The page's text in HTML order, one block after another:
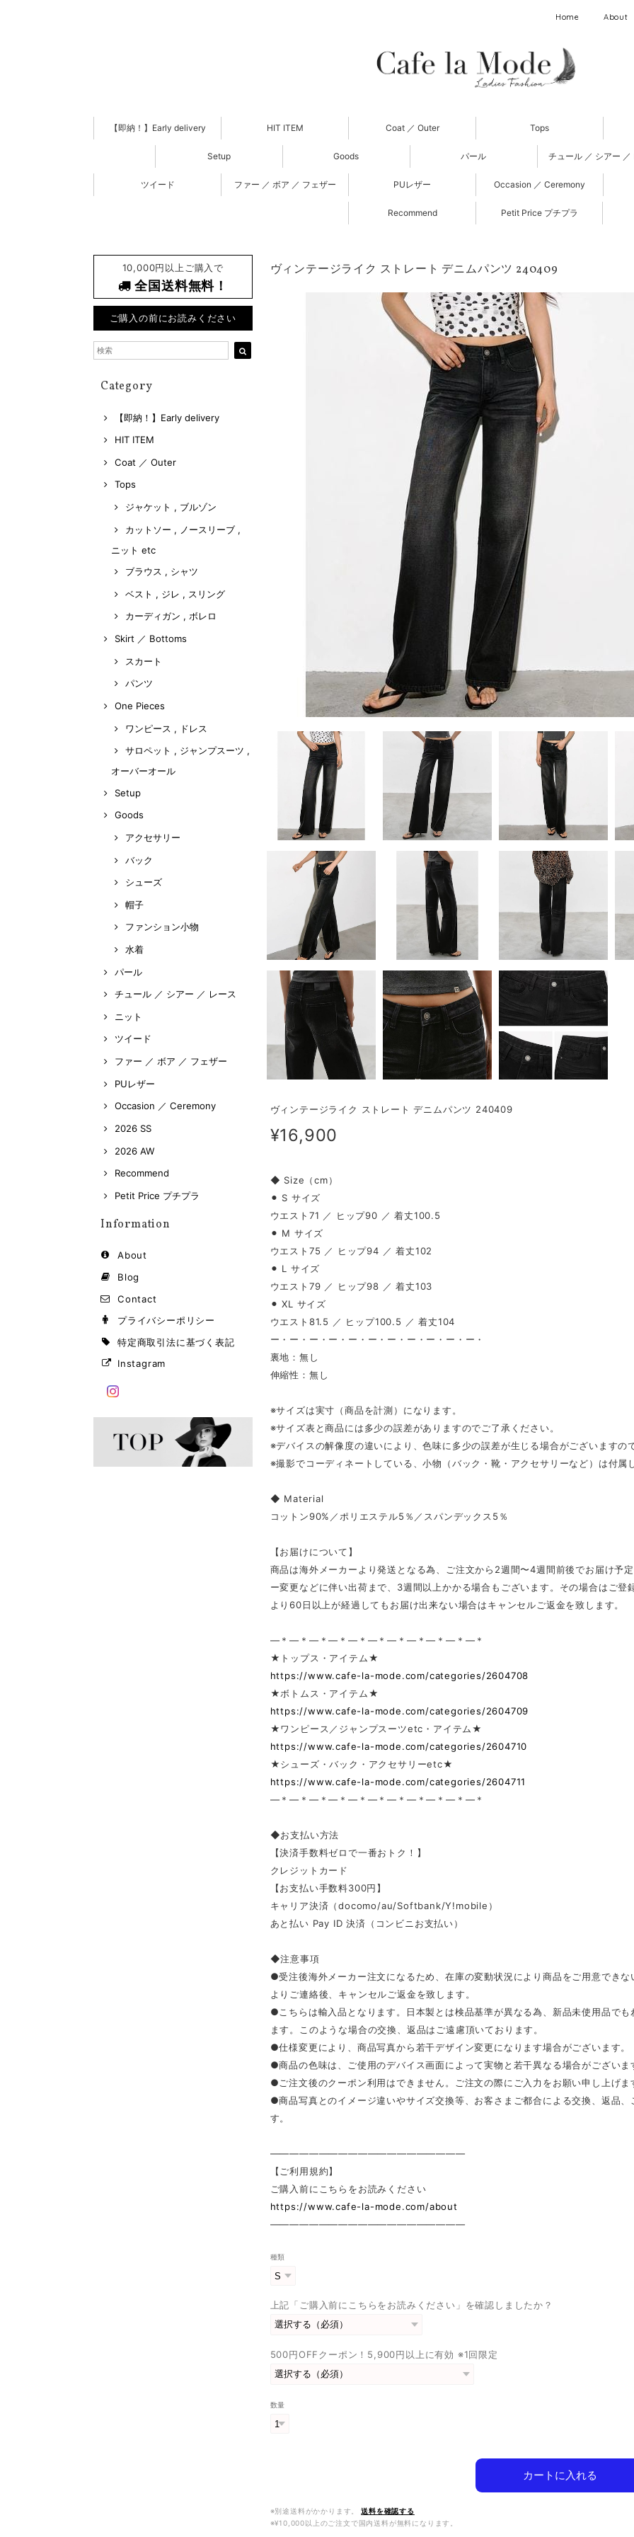
Home About
【即納！】Early delivery HIT ITEM Coat ／ Outer Tops
Setup Goods パール チュール ／ シアー ／
ツイード ファー ／ ボア ／ フェザー PUレザー Occasion ／ Ceremony
Recommend Petit Price プチプラ
10,000円以上ご購入で
全国送料無料！
ご購入の前にお読みください
Category
【即納！】Early delivery
HIT ITEM
Coat ／ Outer
Tops
ジャケット , ブルゾン
カットソー , ノースリーブ ,
ニット etc
ブラウス , シャツ
ベスト , ジレ , スリング
カーディガン , ボレロ
Skirt ／ Bottoms
スカート
パンツ
One Pieces
ワンピース , ドレス
サロペット , ジャンプスーツ ,
オーバーオール
Setup
Goods
アクセサリー
バック
シューズ
帽子
ファンション小物
水着
パール
チュール ／ シアー ／ レース
ニット
ツイード
ファー ／ ボア ／ フェザー
PUレザー
Occasion ／ Ceremony
2026 SS
2026 AW
Recommend
Petit Price プチプラ
Information
About
Blog
Contact
プライバシーポリシー
特定商取引法に基づく表記
Instagram
ヴィンテージライク ストレート デニムパンツ 240409
ヴィンテージライク ストレート デニムパンツ 240409
¥16,900
◆ Size（cm）
⚫︎ S サイズ
ウエスト71 ／ ヒップ90 ／ 着丈100.5
⚫︎ M サイズ
ウエスト75 ／ ヒップ94 ／ 着丈102
⚫︎ L サイズ
ウエスト79 ／ ヒップ98 ／ 着丈103
⚫︎ XL サイズ
ウエスト81.5 ／ ヒップ100.5 ／ 着丈104
ー・ー・ー・ー・ー・ー・ー・ー・ー・ー・ー・
裏地：無し
伸縮性：無し
※サイズは実寸（商品を計測）になります。
※サイズ表と商品には多少の誤差がありますのでご了承ください。
※デバイスの解像度の違いにより、色味に多少の誤差が生じる場合がございますの
※撮影でコーディネートしている、小物（バック・靴・アクセサリーなど）は付属
◆ Material
コットン90%／ポリエステル5％／スパンデックス5％
【お届けについて】
商品は海外メーカーより発送となる為、ご注文から2週間〜4週間前後でお届け予
ー変更などに伴い出荷まで、3週間以上かかる場合もございます。その場合はご登
より60日以上が経過してもお届け出来ない場合はキャンセルご返金を致します。
—＊—＊—＊—＊—＊—＊—＊—＊—＊—＊—＊
★トップス・アイテム★
https://www.cafe-la-mode.com/categories/2604708
★ボトムス・アイテム★
https://www.cafe-la-mode.com/categories/2604709
★ワンピース／ジャンプスーツetc・アイテム★
https://www.cafe-la-mode.com/categories/2604710
★シューズ・バック・アクセサリーetc★
https://www.cafe-la-mode.com/categories/2604711
—＊—＊—＊—＊—＊—＊—＊—＊—＊—＊—＊
◆お支払い方法
【決済手数料ゼロで一番おトク！】
クレジットカード
【お支払い手数料300円】
キャリア決済（docomo/au/Softbank/Y!mobile）
あと払い Pay ID 決済（コンビニお支払い）
◆注意事項
●受注後海外メーカー注文になるため、在庫の変動状況により商品をご用意でき
よりご連絡後、キャンセルご返金を致します。
●こちらは輸入品となります。日本製とは検品基準が異なる為、新品未使用品で
ます。このような場合の交換、返品はご遠慮頂いております。
●仕様変更により、商品写真から若干デザイン変更になります場合がございます。
●商品の色味は、ご使用のデバイス画面によって実物と若干異なる場合がございま
●ご注文後のクーポン利用はできません。ご注文の際にご入力をお願い申し上げま
●商品写真とのイメージ違いやサイズ交換等、お客さまご都合による交換、返品
す。
————————————————————
【ご利用規約】
ご購入前にこちらをお読みください
https://www.cafe-la-mode.com/about
————————————————————
種類
上記「ご購入前にこちらをお読みください」を確認しましたか？
500円OFFクーポン！5,900円以上に有効 ※1回限定
数量
カートに入れる
※別途送料がかかります。
送料を確認する
※¥10,000以上のご注文で国内送料が無料になります。